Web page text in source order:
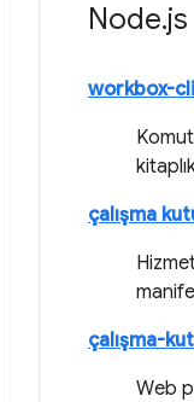
Node.
workbox-cli
çalışma
çalışma-
Web